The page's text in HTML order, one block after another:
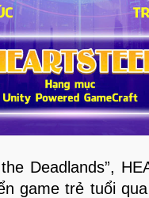
Deadlands”,
game trẻ tuổi